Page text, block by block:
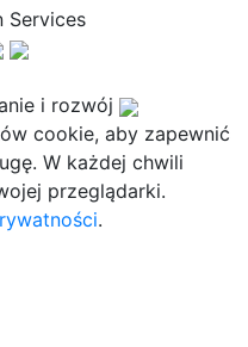
Services
i rozwój
cookie, aby zapewnić
W każdej chwili
przeglądarki.
.